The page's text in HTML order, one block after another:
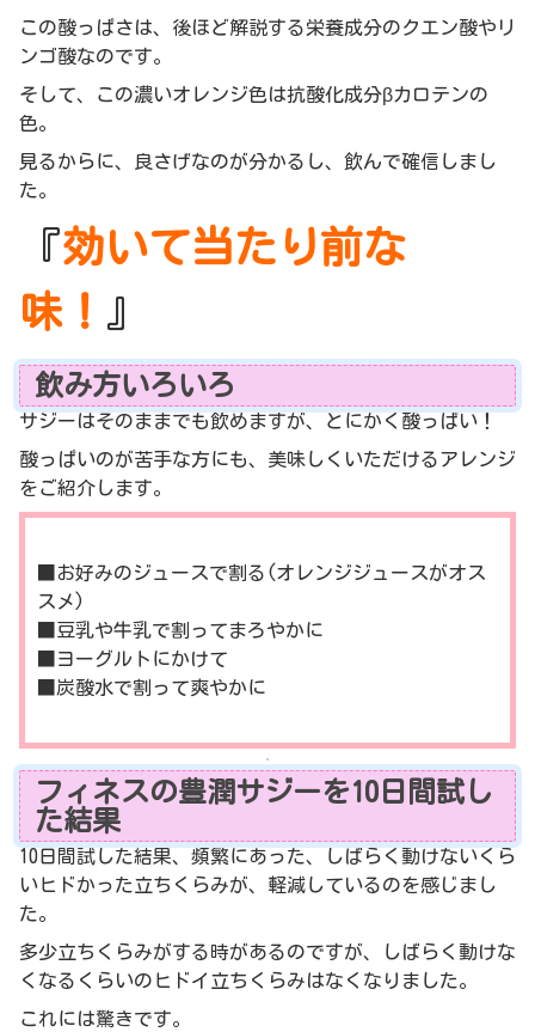
この酸っぱさは、後ほど解説する栄養成分のクエン酸やリ
ンゴ酸なのです。
そして、この濃いオレンジ色は抗酸化成分βカロテンの
色。
見るからに、良さげなのが分かるし、飲んで確信しまし
た。
『効いて当たり前な
味！ 』
飲み方いろいろ
サジーはそのままでも飲めますが、とにかく酸っぱい！
酸っぱいのが苦手な方にも、美味しくいただけるアレンジ
をご紹介します。
■お好みのジュースで割る(オレンジジュースがオス
スメ)
■豆乳や牛乳で割ってまろやかに
■ヨーグルトにかけて
■炭酸水で割って爽やかに
フィネスの豊潤サジーを10日間試し
た結果
10日間試した結果、頻繁にあった、しばらく動けないくら
いヒドかった立ちくらみが、軽減しているのを感じまし
た。
多少立ちくらみがする時があるのですが、しばらく動けな
くなるくらいのヒドイ立ちくらみはなくなりました。
これには驚きです。